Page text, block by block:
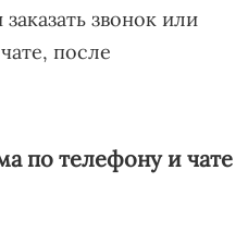
звонок или
после
по телефону и чате